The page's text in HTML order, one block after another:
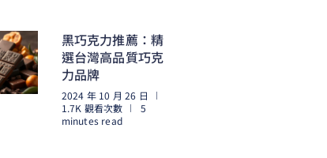
黑巧克力推薦：精
選台灣高品質巧克
力品牌
2024 年 10 月 26 日
1.7K 觀看次數
5
minutes read